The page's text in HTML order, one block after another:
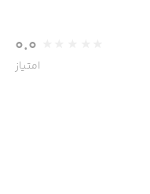
0.0
امتیاز